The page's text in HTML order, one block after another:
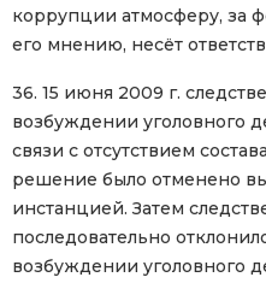
коррупции атмосферу, за
его мнению, несёт
36. 15 июня 2009 г.
возбуждении уголовного
связи с отсутствием
решение было отменено
инстанцией. Затем
последовательно
возбуждении уголовного